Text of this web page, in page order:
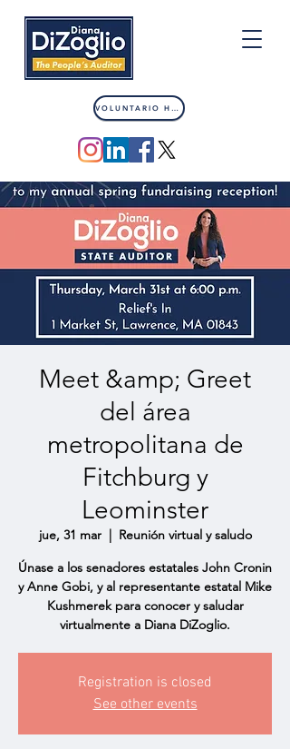
VOLUNTARIO HOY
Meet &amp; Greet
del área
metropolitana de
Fitchburg y
Leominster
jue, 31 mar
  |
Reunión virtual y saludo
Únase a los senadores estatales John Cronin
y Anne Gobi, y al representante estatal Mike
Kushmerek para conocer y saludar
virtualmente a Diana DiZoglio.
Registration is closed
See other events